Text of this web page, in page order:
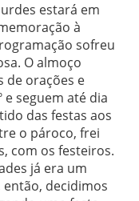
estará em
à
sofreu
O almoço
de orações e
e seguem até dia
das festas aos
o pároco, frei
com os festeiros.
já era um
decidimos